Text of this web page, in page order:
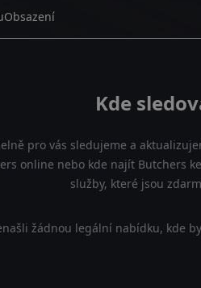
Obsazení
Kde
pro vás sledujeme a
online nebo kde najít Butchers
služby, které jsou
žádnou legální nabídku, kde